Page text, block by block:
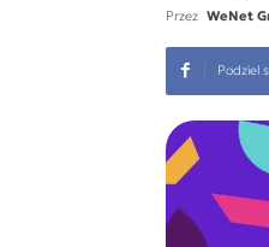
Przez WeNet
Podziel